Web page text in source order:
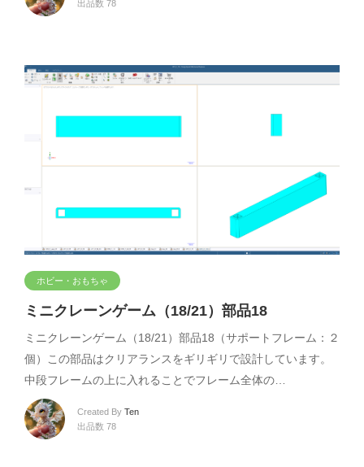
出品数 78
ホビー・おもちゃ
ミニクレーンゲーム（18/21）部品18
ミニクレーンゲーム（18/21）部品18（サポートフレーム：２
個）この部品はクリアランスをギリギリで設計しています。
中段フレームの上に入れることでフレーム全体の…
Created By Ten
出品数 78